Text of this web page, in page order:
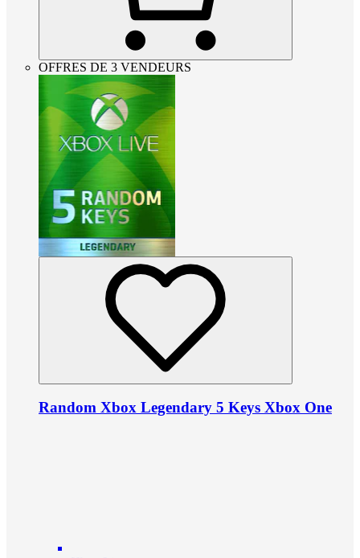
OFFRES DE 3 VENDEURS
Random Xbox Legendary 5 Keys Xbox One